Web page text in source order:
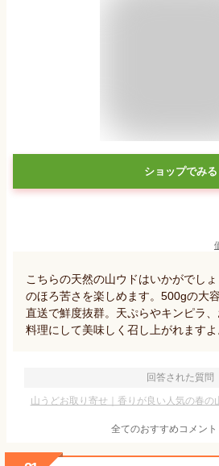
ショップでみる
こちらの天然の山ウドはいかがでし
のほろ苦さを楽しめます。500gの大
直送で鮮度抜群。天ぷらやキンピラ
料理にして美味しく召し上がれますよ
回答された質問
山うどお取り寄せ｜香りが良い人気の春の
全てのおすすめコメント